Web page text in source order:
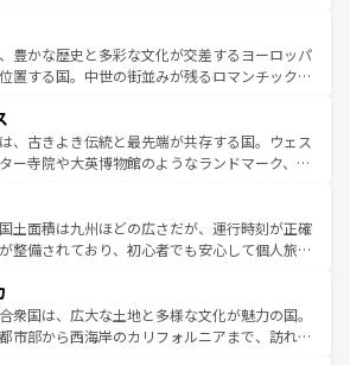
によって風土や気候が異なるスペインはその個
性で訪れる人を魅了する。 なお、新着のスペイン情報は コ
覧を参照してほしい。
魅力が詰まっている。華麗な宮殿、歴史的な大
いビーチ、そして豊かな自然が、訪れる者を心
る。また、フランスは美食の国としても知ら
ンパンの発祥地であるランス、プロヴァンスの
ベンダー畑など、多彩な楽しみ方が可能だ。さ
以外の地域にも魅力が溢れており、どの街角に
足を運ぶとそれぞれで全く異なる文化を体験で
きるだろう。 なお、新着のフランス情報はコンテンツ一覧
ほしい。
豊かな歴史と多彩な文化が交差するヨーロッパ
置する国。中世の街並みが残るロマンチック街
の国は、どこを歩いても飽きることがない。ベ
化的活気、バイエルン州のアルプスの絶景、そ
川沿いのワイン畑といった風景は必見。ビール
な人にはぜひ体験してほしい。 なお、新着の
はコンテンツ一覧を参照してほしい。
、古きよき伝統と最先端が共存する国。ウェス
ー寺院や大英博物館のようなランドマーク、歴
異なる魅力がある。また、優雅なアフタヌーン
ール好きにはたまらない英国パブ、サッカー観
場だからこそできる体験も豊富。イギリスを旅
を参照してほしい。
土面積は九州ほどの広さだが、運行時刻が正確
整備されており、初心者でも安心して個人旅行
のまま残る町や、スイスならではのユニークな
り、アルプス観光だけでなく町歩きも満喫する
る。国民の所得が高いため物価も高いが、旅行
衆国は、広大な土地と多様な文化が魅力の国。
市部から西海岸のカリフォルニアまで、訪れる